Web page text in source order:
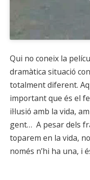
Qui no coneix la
dramàtica situació
totalment diferent.
important que és el
il·lusió amb la vida,
gent… A pesar dels
toparem en la vida,
només n’hi ha una, i